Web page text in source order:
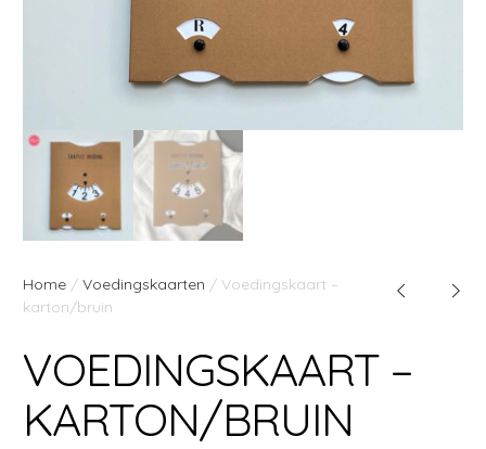
Home / Voedingskaarten / Voedingskaart –
karton/bruin
VOEDINGSKAART –
KARTON/BRUIN